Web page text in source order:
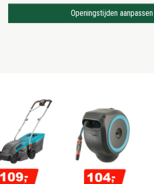
Openingstijden aanpassen